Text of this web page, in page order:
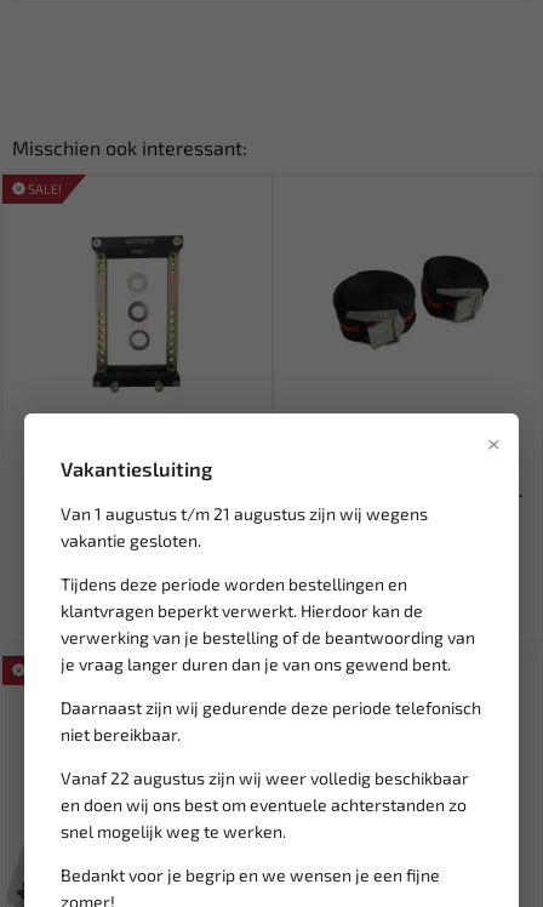
×
Vakantiesluiting
Van 1 augustus t/m 21 augustus zijn wij wegens
vakantie gesloten.
Tijdens deze periode worden bestellingen en
klantvragen beperkt verwerkt. Hierdoor kan de
verwerking van je bestelling of de beantwoording van
je vraag langer duren dan je van ons gewend bent.
Daarnaast zijn wij gedurende deze periode telefonisch
niet bereikbaar.
Vanaf 22 augustus zijn wij weer volledig beschikbaar
en doen wij ons best om eventuele achterstanden zo
snel mogelijk weg te werken.
Bedankt voor je begrip en we wensen je een fijne
zomer!
Misschien ook interessant:
SALE!
WEBER TOOLS Homokineet
221...
51,32
60,38
2-delig 2,5m x 25mm WT-39...
SALE! SALE!